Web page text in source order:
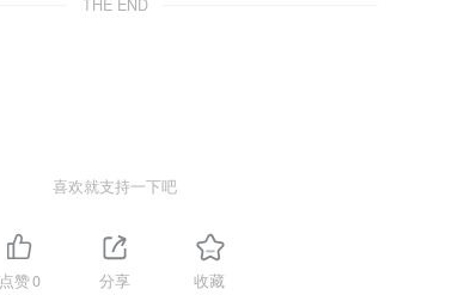
THE END
喜欢就支持一下吧
点赞0 分享 收藏